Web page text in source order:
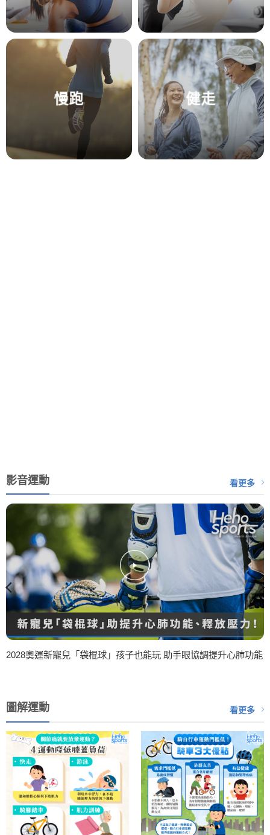
慢跑 健走
影音運動 看更多
2028奧運新寵兒「袋棍球」孩子也能玩 助手眼協調提升心肺功能
圖解運動 看更多